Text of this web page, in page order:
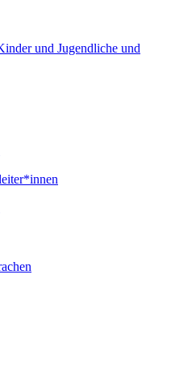
und Jugendliche und